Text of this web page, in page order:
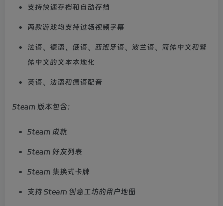
支持快速存档和自动存档
两款游戏均支持过场视频字幕
法语、德语、俄语、西班牙语、波兰语、简体中文和繁
体中文的文本本地化
英语、法语和德语配音
Steam 版本包含：
Steam 成就
Steam 好友列表
Steam 集换式卡牌
支持 Steam 创意工坊的用户地图